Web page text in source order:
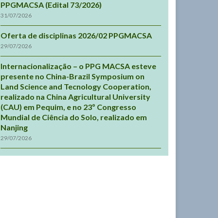
PPGMACSA (Edital 73/2026)
31/07/2026
Oferta de disciplinas 2026/02 PPGMACSA
29/07/2026
Internacionalização – o PPG MACSA esteve
presente no China-Brazil Symposium on
Land Science and Tecnology Cooperation,
realizado na China Agricultural University
(CAU) em Pequim, e no 23º Congresso
Mundial de Ciência do Solo, realizado em
Nanjing
29/07/2026